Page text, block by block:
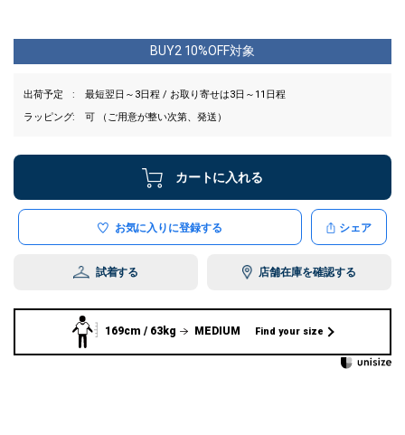
BUY2 10%OFF対象
出荷予定
最短翌日～3日程 / お取り寄せは3日～11日程
ラッピング
可 （ご用意が整い次第、発送）
カートに入れる
お気に入りに登録する シェア
試着する 店舗在庫を確認する
169cm / 63kg MEDIUM Find your size